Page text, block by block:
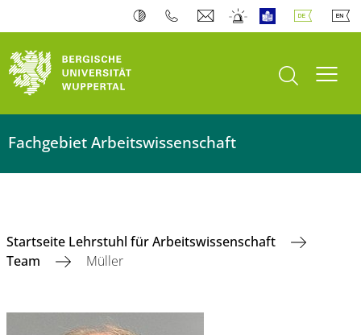
Suche öffnen
Fachgebiet Arbeitswissenschaft
Startseite Lehrstuhl für Arbeitswissenschaft
Team
Müller